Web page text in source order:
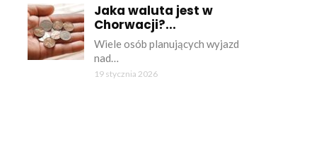
Jaka waluta jest w
Chorwacji?...
Wiele osób planujących wyjazd
nad…
19 stycznia 2026